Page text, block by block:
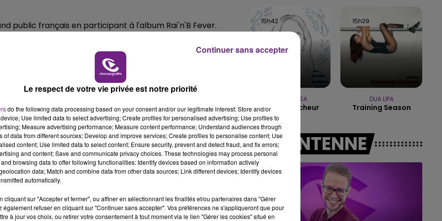
LE WEEK-END CHAMPAGNE FM
7h00 - 12h00
LE WEEK-END CHAMPAGNE FM
public français en participant à l'album Raï'n'B Fever.
est de retour sur scène pour la plus grande joie des
s'est fait connaître en 2010 avec le titre "Wonder
d'autres artistes, il revient avec un deuxième
des années 90 et les remettent au goût du jour en
Les tubes sont réarrangés sous la houlette de
Ce trio de drôles de dames promet un show détonant.
organisateur d'évènements dans les plus branchées
d'éclectiques, rythmées et mélodiques pour un
15h42
15h42
MANON LISA
Le Petit Pecheur
15h39
15h39
DUA LIPA
Training Season
A L'ANTENNE
Le respect de votre vie privée est notre priorité
do the following data processing based on your consent and/or our legitimate interest: Store and/or
Use limited data to select advertising; Create profiles for personalised advertising; Use profiles to
Measure advertising performance; Measure content performance; Understand audiences through
of data from different sources; Develop and improve services; Create profiles to personalise content; Use
content; Use limited data to select content; Ensure security, prevent and detect fraud, and fix errors;
and content; Save and communicate privacy choices. These technologies may process personal
browsing data to offer following functionalities: Identify devices based on information actively
data; Match and combine data from other data sources; Link different devices; Identify devices
automatically.
cliquant sur "Accepter et fermer", ou affiner en sélectionnant les finalités et/ou partenaires dans "Gérer
également refuser en cliquant sur "Continuer sans accepter". Vos préférences ne s'appliqueront que pour
à jour vos choix, ou retirer votre consentement à tout moment via le lien "Gérer les cookies" situé en
Continuer sans accepter